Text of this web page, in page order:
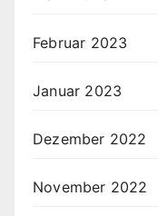
Februar 2023
Januar 2023
Dezember 2022
November 2022